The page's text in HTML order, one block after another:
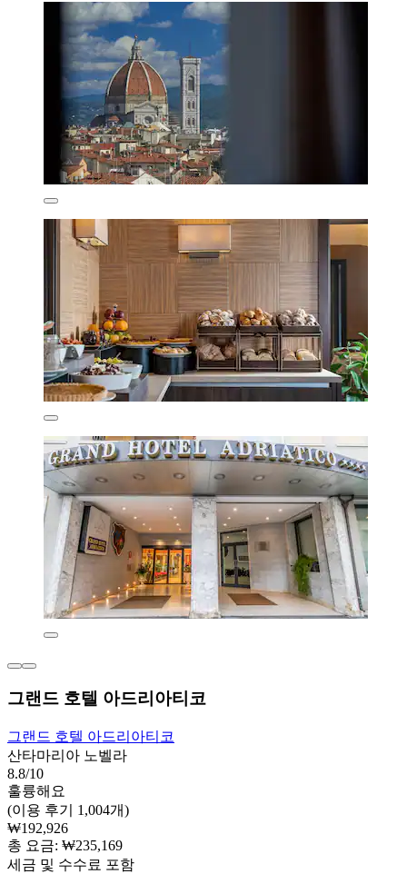
그랜드 호텔 아드리아티코
그랜드 호텔 아드리아티코
산타마리아 노벨라
8.8/10
훌륭해요
(이용 후기 1,004개)
₩192,926
총 요금: ₩235,169
세금 및 수수료 포함